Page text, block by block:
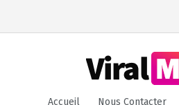
Accueil Nous Contacter